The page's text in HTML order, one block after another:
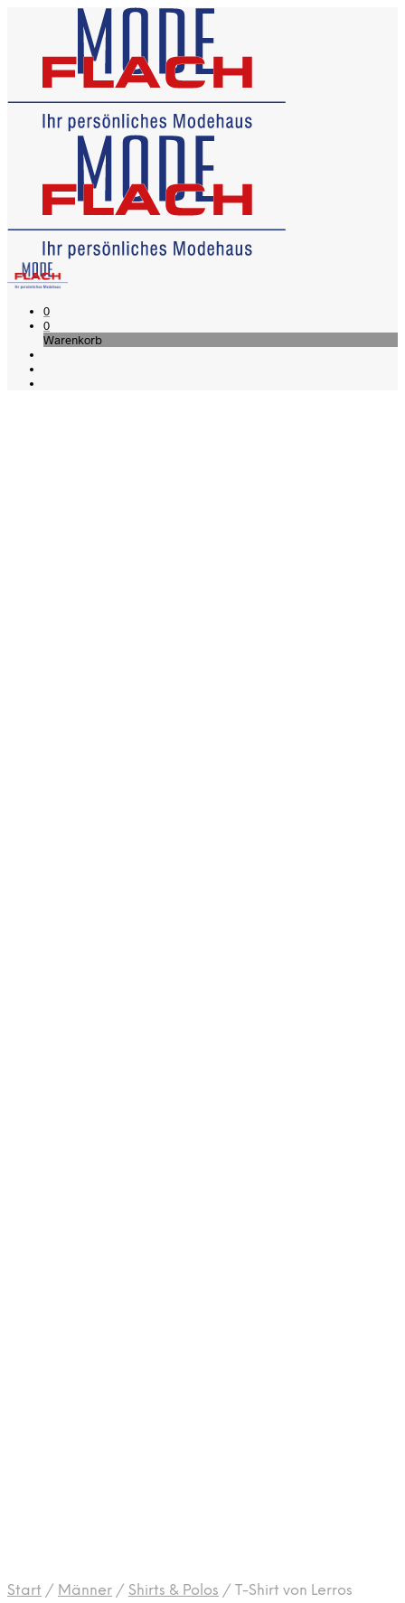
0
0
Warenkorb
Start / Männer / Shirts & Polos / T-Shirt von Lerros